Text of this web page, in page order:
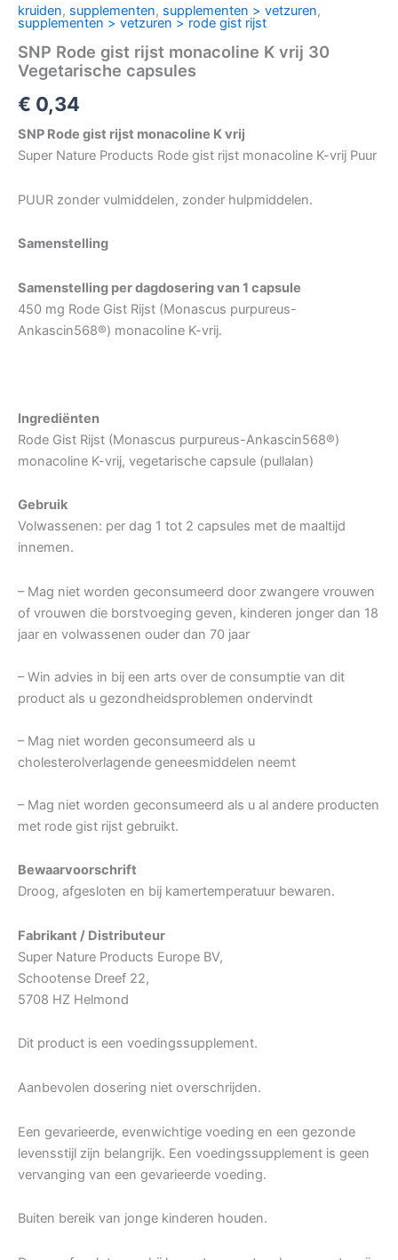
kruiden, supplementen, supplementen > vetzuren,
supplementen > vetzuren > rode gist rijst
SNP Rode gist rijst monacoline K vrij 30
Vegetarische capsules
€ 0,34
SNP Rode gist rijst monacoline K vrij
Super Nature Products Rode gist rijst monacoline K-vrij Puur
PUUR zonder vulmiddelen, zonder hulpmiddelen.
Samenstelling
Samenstelling per dagdosering van 1 capsule
450 mg Rode Gist Rijst (Monascus purpureus-
Ankascin568®) monacoline K-vrij.
Ingrediënten
Rode Gist Rijst (Monascus purpureus-Ankascin568®)
monacoline K-vrij, vegetarische capsule (pullalan)
Gebruik
Volwassenen: per dag 1 tot 2 capsules met de maaltijd
innemen.
– Mag niet worden geconsumeerd door zwangere vrouwen
of vrouwen die borstvoeging geven, kinderen jonger dan 18
jaar en volwassenen ouder dan 70 jaar
– Win advies in bij een arts over de consumptie van dit
product als u gezondheidsproblemen ondervindt
– Mag niet worden geconsumeerd als u
cholesterolverlagende geneesmiddelen neemt
– Mag niet worden geconsumeerd als u al andere producten
met rode gist rijst gebruikt.
Bewaarvoorschrift
Droog, afgesloten en bij kamertemperatuur bewaren.
Fabrikant / Distributeur
Super Nature Products Europe BV,
Schootense Dreef 22,
5708 HZ Helmond
Dit product is een voedingssupplement.
Aanbevolen dosering niet overschrijden.
Een gevarieerde, evenwichtige voeding en een gezonde
levensstijl zijn belangrijk. Een voedingssupplement is geen
vervanging van een gevarieerde voeding.
Buiten bereik van jonge kinderen houden.